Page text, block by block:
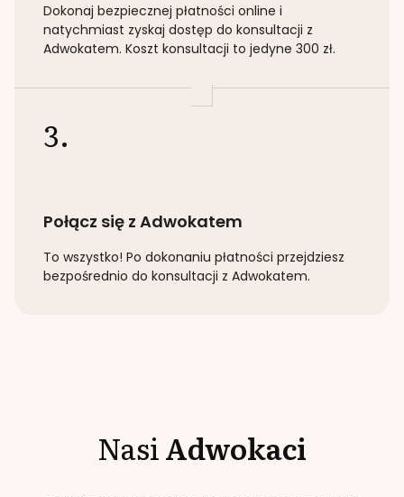
Dokonaj bezpiecznej płatności online i
natychmiast zyskaj dostęp do konsultacji z
Adwokatem. Koszt konsultacji to jedyne 300 zł.
3.
Połącz się z Adwokatem
To wszystko! Po dokonaniu płatności przejdziesz
bezpośrednio do konsultacji z Adwokatem.
NasiAdwokaci